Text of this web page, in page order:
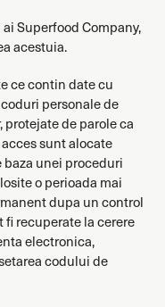
Superfood Company,
acestuia.
ce contin date cu
personale de
de parole ca
sunt alocate
unei proceduri
o perioada mai
dupa un control
recuperate la cerere
electronica,
codului de